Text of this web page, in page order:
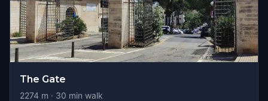
The Gate
2274 m · 30 min walk